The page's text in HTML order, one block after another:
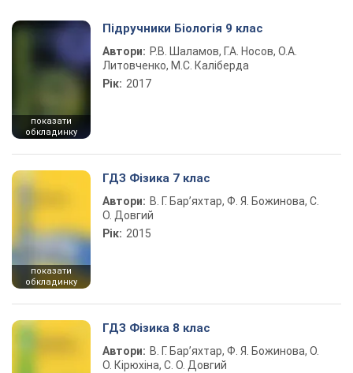
показати
обкладинку
Підручники Біологія 9 клас
Автори: Р.В. Шаламов, Г.А. Носов, О.А.
Литовченко, М.С. Каліберда
Рік: 2017
показати
обкладинку
ГДЗ Фізика 7 клас
Автори: В. Г. Бар’яхтар, Ф. Я. Божинова, С.
О. Довгий
Рік: 2015
ГДЗ Фізика 8 клас
Автори: В. Г. Бар’яхтар, Ф. Я. Божинова, О.
О. Кірюхіна, С. О. Довгий